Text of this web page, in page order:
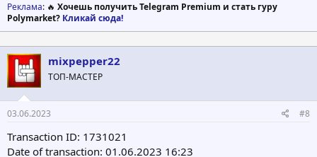
Реклама: 🔥 Хочешь получить Telegram Premium и стать гуру
Polymarket? Кликай сюда!
mixpepper22
ТОП-МАСТЕР
03.06.2023 #8
Transaction ID: 1731021
Date of transaction: 01.06.2023 16:23